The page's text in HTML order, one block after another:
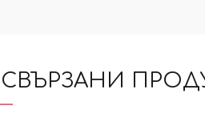
СВЪРЗАНИ